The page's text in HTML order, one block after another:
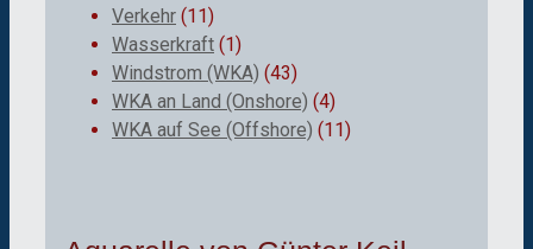
Verkehr (11)
Wasserkraft (1)
Windstrom (WKA) (43)
WKA an Land (Onshore) (4)
WKA auf See (Offshore) (11)